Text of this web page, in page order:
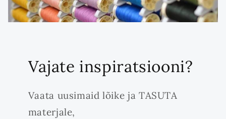
Vajate inspiratsiooni?
Vaata uusimaid lõike ja TASUTA
materjale,